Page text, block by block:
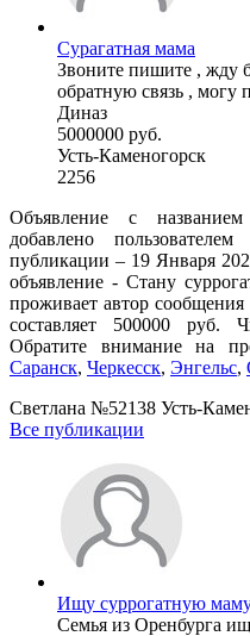
Сурагатная мама
Звоните пишите , жду
обратную связь , могу
Диназ
5000000 руб.
Усть-Каменогорск
2256
Объявление с
добавлено
публикации – 19 Января
объявление - Cтану
проживает автор
составляет 500000 руб.
Обратите внимание на
Саранск, Черкесск, Энгельс,
Светлана №52138 Усть-
Все публикации
Ищу суррогатную
Семья из Оренбурга